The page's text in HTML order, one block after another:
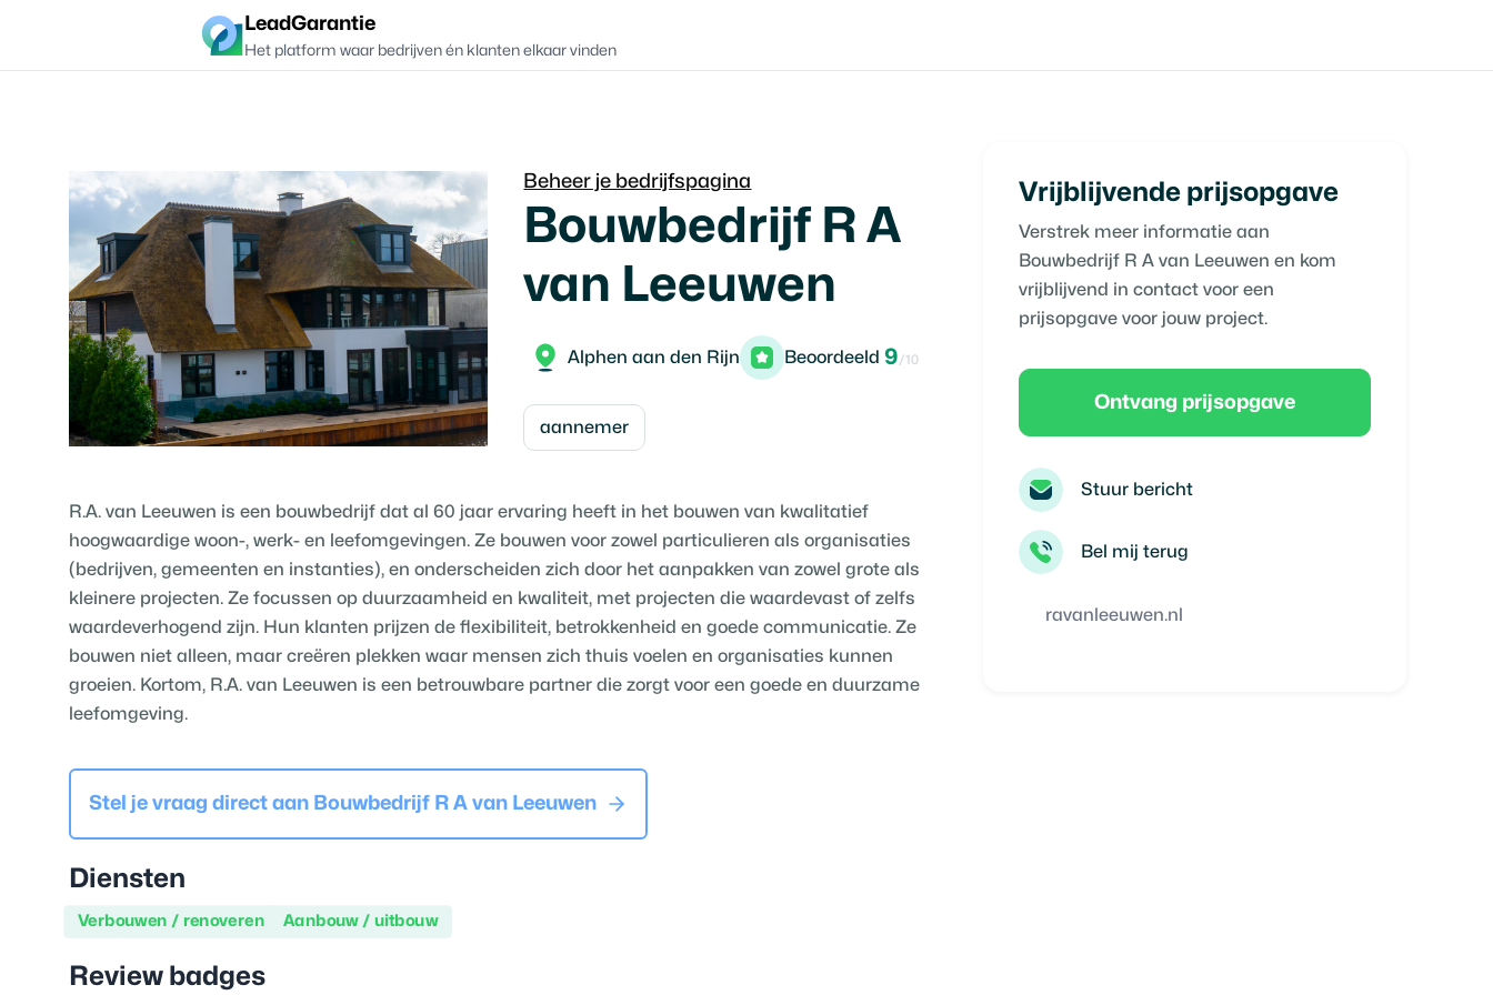
LeadGarantie
Het platform waar bedrijven én klanten elkaar vinden
Beheer je bedrijfspagina
Bouwbedrijf R A
van Leeuwen
Alphen aan den Rijn Beoordeeld 9/10
aannemer
R.A. van Leeuwen is een bouwbedrijf dat al 60 jaar ervaring heeft in het bouwen van kwalitatief
hoogwaardige woon-, werk- en leefomgevingen. Ze bouwen voor zowel particulieren als organisaties
(bedrijven, gemeenten en instanties), en onderscheiden zich door het aanpakken van zowel grote als
kleinere projecten. Ze focussen op duurzaamheid en kwaliteit, met projecten die waardevast of zelfs
waardeverhogend zijn. Hun klanten prijzen de flexibiliteit, betrokkenheid en goede communicatie. Ze
bouwen niet alleen, maar creëren plekken waar mensen zich thuis voelen en organisaties kunnen
groeien. Kortom, R.A. van Leeuwen is een betrouwbare partner die zorgt voor een goede en duurzame
leefomgeving.
Stel je vraag direct aan Bouwbedrijf R A van Leeuwen
Diensten
Verbouwen / renoveren Aanbouw / uitbouw
Review badges
Vrijblijvende prijsopgave
Verstrek meer informatie aan
Bouwbedrijf R A van Leeuwen en kom
vrijblijvend in contact voor een
prijsopgave voor jouw project.
Ontvang prijsopgave
Stuur bericht
Bel mij terug
ravanleeuwen.nl